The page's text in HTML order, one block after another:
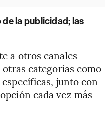
la publicidad; las
a otros canales
categorías como
junto con
cada vez más